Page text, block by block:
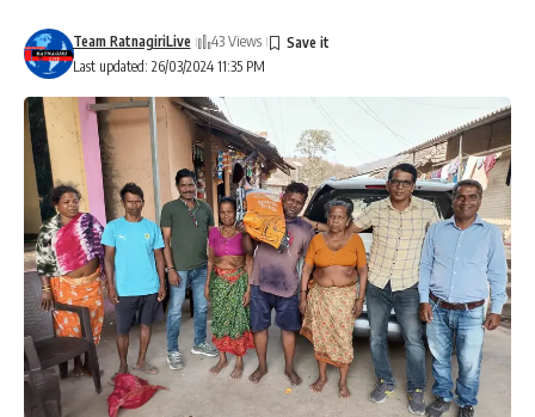
Last updated: 26/03/2024 11:35 PM
Team RatnagiriLive 43 Views